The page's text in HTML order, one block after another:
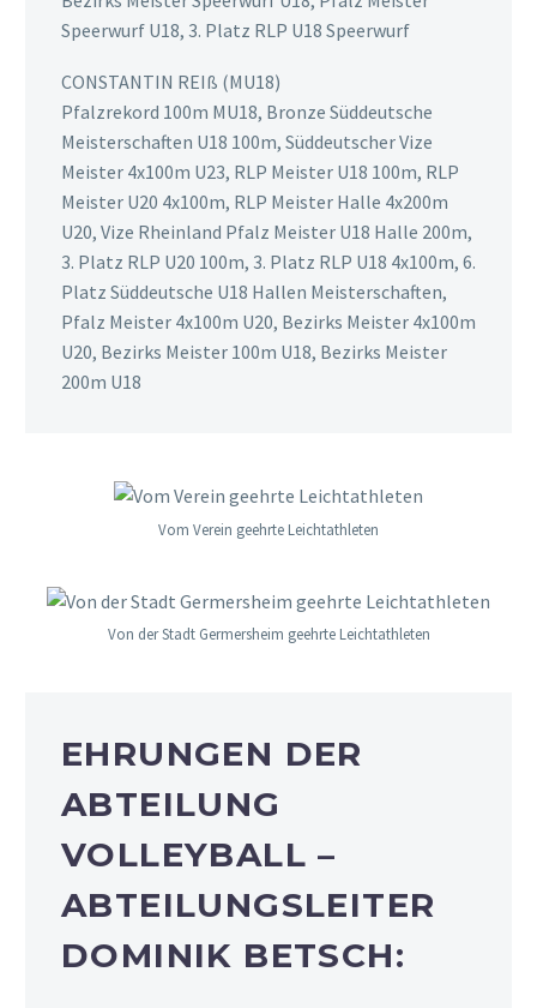
Speerwurf U18, 3. Platz RLP U18 Speerwurf
CONSTANTIN REIß (MU18)
Pfalzrekord 100m MU18, Bronze Süddeutsche
Meisterschaften U18 100m, Süddeutscher Vize
Meister 4x100m U23, RLP Meister U18 100m, RLP
Meister U20 4x100m, RLP Meister Halle 4x200m
U20, Vize Rheinland Pfalz Meister U18 Halle 200m,
3. Platz RLP U20 100m, 3. Platz RLP U18 4x100m, 6.
Platz Süddeutsche U18 Hallen Meisterschaften,
Pfalz Meister 4x100m U20, Bezirks Meister 4x100m
U20, Bezirks Meister 100m U18, Bezirks Meister
200m U18
Vom Verein geehrte Leichtathleten
Von der Stadt Germersheim geehrte Leichtathleten
EHRUNGEN DER
ABTEILUNG
VOLLEYBALL –
ABTEILUNGSLEITER
DOMINIK BETSCH: